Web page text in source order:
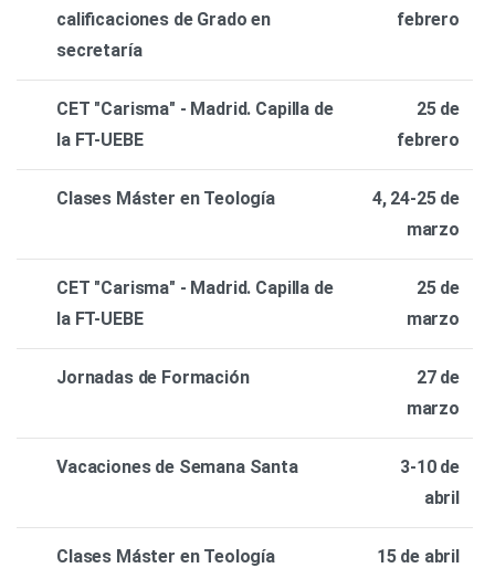
calificaciones de Grado en
secretaría
febrero
CET "Carisma" - Madrid. Capilla de
la FT-UEBE
25 de
febrero
Clases Máster en Teología
4, 24-25 de
marzo
CET "Carisma" - Madrid. Capilla de
la FT-UEBE
25 de
marzo
Jornadas de Formación
27 de
marzo
Vacaciones de Semana Santa
3-10 de
abril
Clases Máster en Teología 15 de abril